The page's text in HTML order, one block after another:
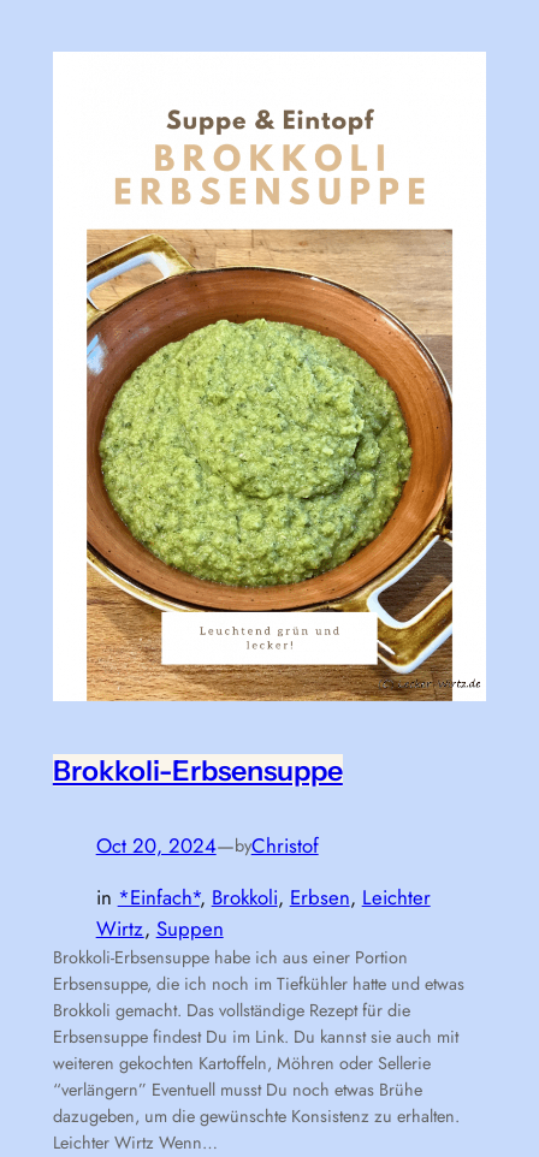
Brokkoli-Erbsensuppe
Oct 20, 2024—byChristof
in *Einfach*, Brokkoli, Erbsen, Leichter
Wirtz, Suppen
Brokkoli-Erbsensuppe habe ich aus einer Portion
Erbsensuppe, die ich noch im Tiefkühler hatte und etwas
Brokkoli gemacht. Das vollständige Rezept für die
Erbsensuppe findest Du im Link. Du kannst sie auch mit
weiteren gekochten Kartoffeln, Möhren oder Sellerie
“verlängern” Eventuell musst Du noch etwas Brühe
dazugeben, um die gewünschte Konsistenz zu erhalten.
Leichter Wirtz Wenn…